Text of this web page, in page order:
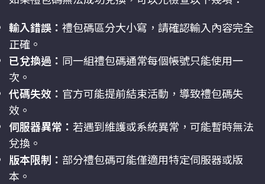
輸入錯誤： 禮包碼區分大小寫，請確認輸入內容完全
正確。
已兌換過： 同一組禮包碼通常每個帳號只能使用一
次。
代碼失效： 官方可能提前結束活動，導致禮包碼失
效。
伺服器異常： 若遇到維護或系統異常，可能暫時無法
兌換。
版本限制： 部分禮包碼可能僅適用特定伺服器或版
本。